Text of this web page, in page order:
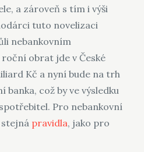
a zároveň s tím i výši
tuto novelizaci
nebankovním
obrat jde v České
Kč a nyní bude na trh
banka, což by ve výsledku
Pro nebankovní
pravidla, jako pro